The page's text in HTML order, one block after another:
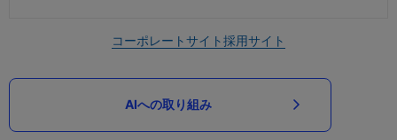
コーポレートサイト採用サイト
AIへの取り組み